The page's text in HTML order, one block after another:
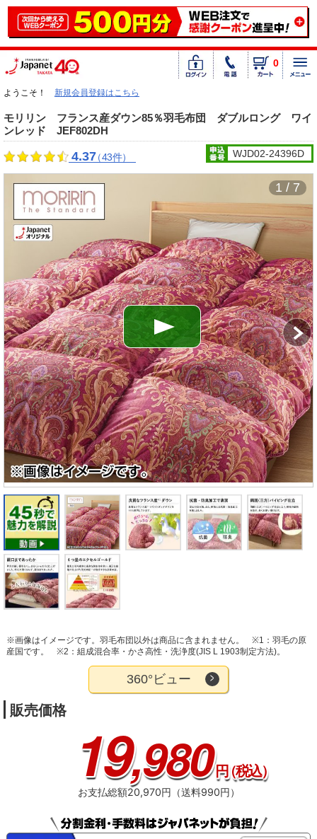
0
ようこそ！ 新規会員登録はこちら
モリリン フランス産ダウン85％羽毛布団 ダブルロング ワイ
ンレッド JEF802DH
4.37（43件） WJD02-24396D
1 / 7
※画像はイメージです。羽毛布団以外は商品に含まれません。
※1：羽毛の原
産国です。
※2：組成混合率・かさ高性・洗浄度(JIS L 1903制定方法)。
360°ビュー
販売価格
19,980円（税込）
お支払総額20,970円（送料990円）